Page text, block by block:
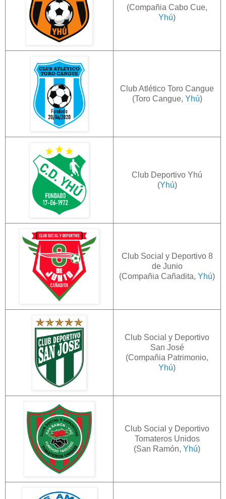
(Compañia Cabo Cue,
Yhú)
Club Atlético Toro Cangue
(Toro Cangue, Yhú)
Club Deportivo Yhú
(Yhú)
Club Social y Deportivo 8
de Junio
(Compañia Cañadita, Yhú)
Club Social y Deportivo
San José
(Compañia Patrimonio,
Yhú)
Club Social y Deportivo
Tomateros Unidos
(San Ramón, Yhú)